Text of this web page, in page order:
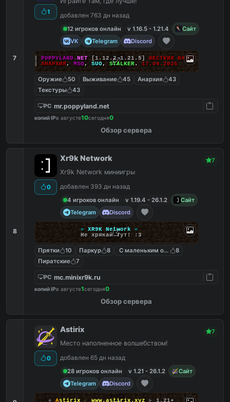
7
1
добавлен 763 дн назад
12 игроков онлайн
v 1.16.5 - 1.21.4
Сайт
VK
Telegram Discord
POPPYLAND. NET[1.12.2-1.21.5] ЖЕСТКИЙ ВАЙП!
АНАРХИЯ, MSO, SUO, STALKER. 17.04.2026
Оружие 50 Выживание 45 Анархия
43
Текстуры
43
PC mr.poppyland.net
копий IPв августе10сегодня0
Обзор сервера
8
0
Xr9k Network 7
Xr9k Network миниигры
добавлен 393 дн назад
4 игроков онлайн
v 1.19.4 - 26.1.2
Сайт
Telegram
Discord
» XR9K Network
«
Не хрякай тут! :3
Прятки 10 Паркур 8 С маленьким онлайном
8
Пиратские
7
PC mc.minixr9k.ru
копий IPв августе1сегодня0
Обзор сервера
0
Astirix 7
Место наполненное волшебством!
добавлен 65 дн назад
28 игроков онлайн
v 1.21 - 26.1.2
Сайт
Telegram
Discord
◆ Astirix ☄ www.astirix.xyz ▶ 1.21+